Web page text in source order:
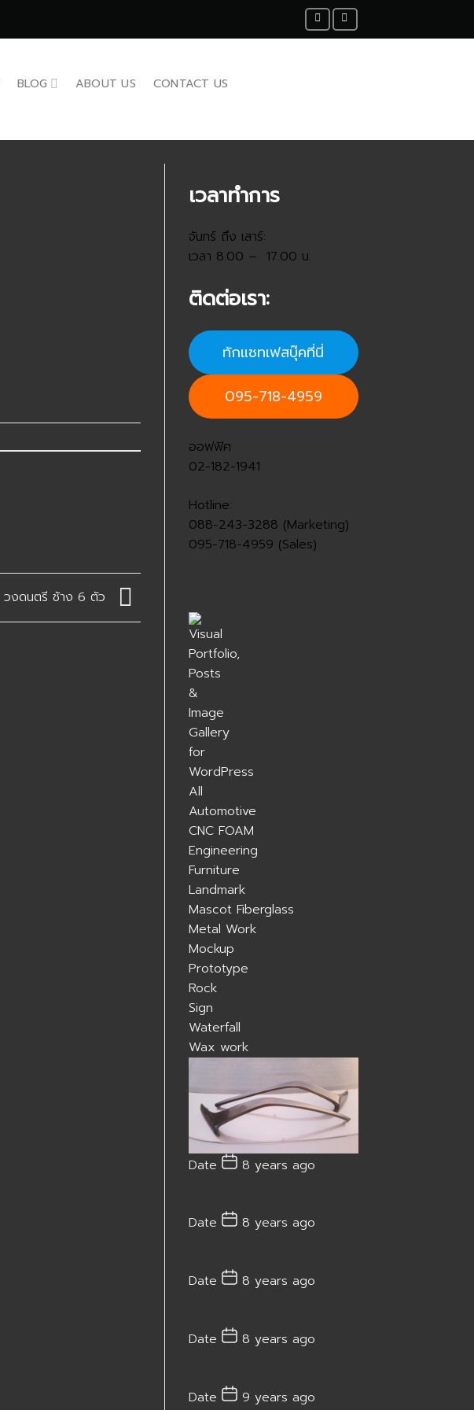
BLOG ABOUT US CONTACT US
วงดนตรี ช้าง 6 ตัว
เวลาทำการ
จันทร์ ถึง เสาร์:
เวลา 8.00 – 17.00 น.
ติดต่อเรา:
ทักแชทเฟสบุ๊คที่นี่
095-718-4959
ออฟฟิศ
02-182-1941
Hotline:
088-243-3288 (Marketing)
095-718-4959 (Sales)
All
Automotive
CNC FOAM
Engineering
Furniture
Landmark
Mascot Fiberglass
Metal Work
Mockup
Prototype
Rock
Sign
Waterfall
Wax work
Date 8 years ago
Date 8 years ago
Date 8 years ago
Date 8 years ago
Date 9 years ago